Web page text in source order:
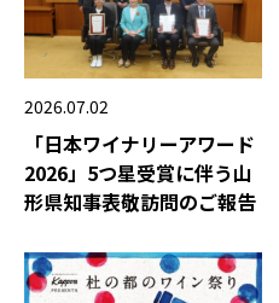
2026.07.02
「日本ワイナリーアワード
2026」5つ星受賞に伴う山
形県知事表敬訪問のご報告